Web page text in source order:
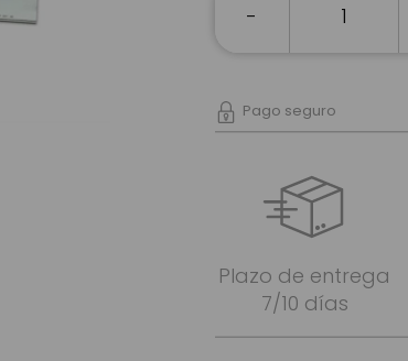
-
Pago seguro
Plazo de entrega
7/10 días